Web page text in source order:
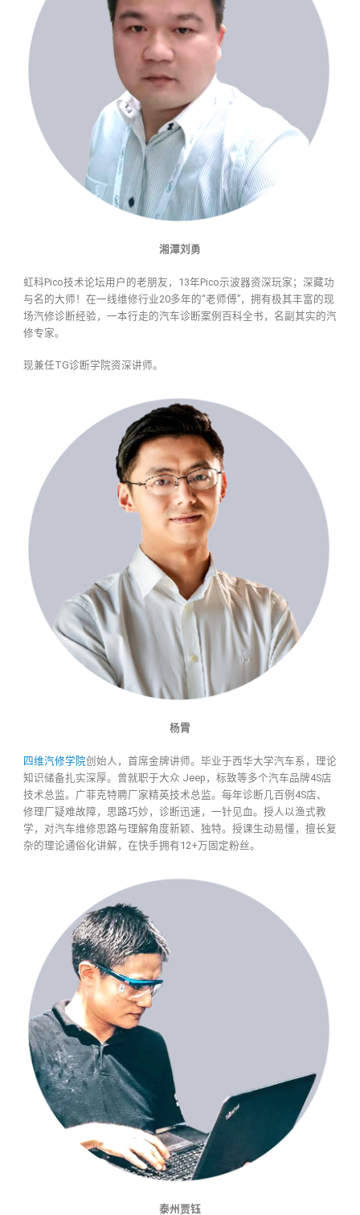
湘潭刘勇
虹科Pico技术论坛用户的老朋友，13年Pico示波器资深玩家；深藏功
与名的大师！在一线维修行业20多年的“老师傅”，拥有极其丰富的现
场汽修诊断经验，一本行走的汽车诊断案例百科全书，名副其实的汽
修专家。
现兼任TG诊断学院资深讲师。
杨霄
四维汽修学院创始人，首席金牌讲师。毕业于西华大学汽车系，理论
知识储备扎实深厚。曾就职于大众 Jeep，标致等多个汽车品牌4S店
技术总监。广菲克特聘厂家精英技术总监。每年诊断几百例4S店、
修理厂疑难故障，思路巧妙，诊断迅速，一针见血。授人以渔式教
学，对汽车维修思路与理解角度新颖、独特。授课生动易懂，擅长复
杂的理论通俗化讲解，在快手拥有12+万固定粉丝。
泰州贾钰